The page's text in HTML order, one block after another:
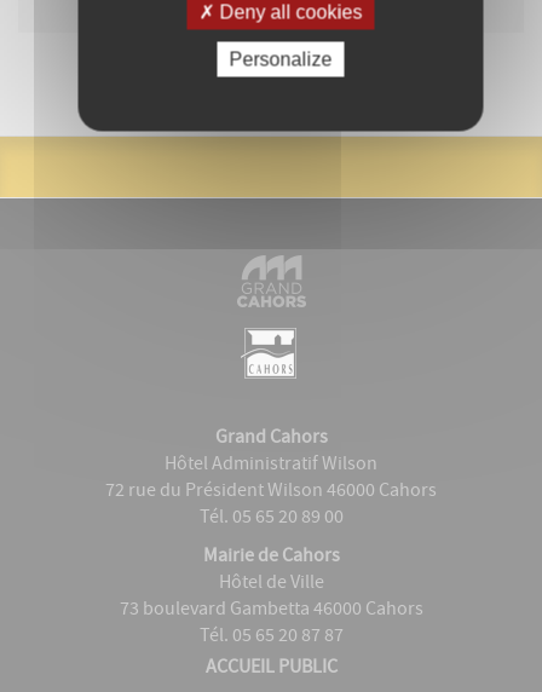
Grand Cahors
Hôtel Administratif Wilson
72 rue du Président Wilson 46000 Cahors
Tél. 05 65 20 89 00
Mairie de Cahors
Hôtel de Ville
73 boulevard Gambetta 46000 Cahors
Tél. 05 65 20 87 87
ACCUEIL PUBLIC
Deny all cookies
Personalize